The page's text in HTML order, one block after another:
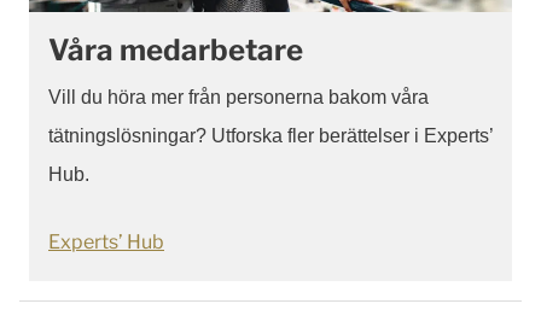
Våra medarbetare
Vill du höra mer från personerna bakom våra
tätningslösningar? Utforska fler berättelser i Experts’
Hub.
Experts’ Hub